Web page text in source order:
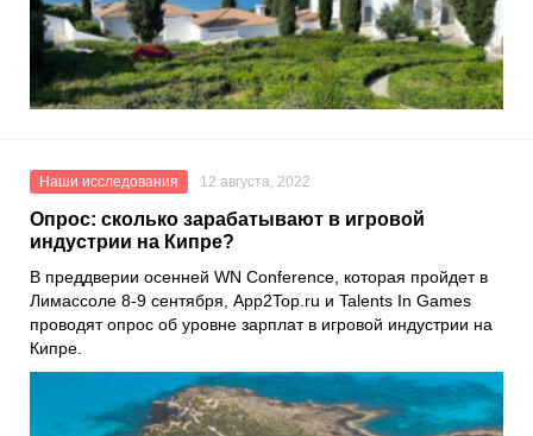
Наши исследования 12 августа, 2022
Опрос: сколько зарабатывают в игровой
индустрии на Кипре?
В преддверии осенней WN Conference , которая пройдет в
Лимассоле 8-9 сентября, App2Top.ru и Talents In Games
проводят опрос об уровне зарплат в игровой индустрии на
Кипре.